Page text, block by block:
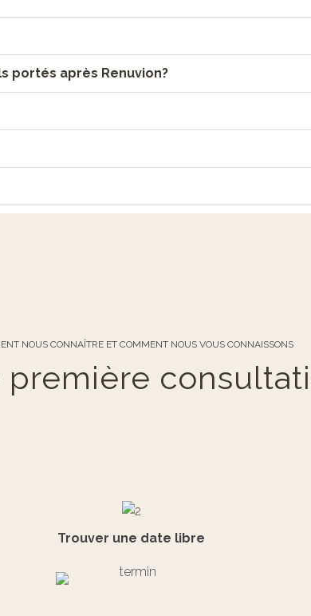
portés après Renuvion?
NOUS CONNAÎTRE ET COMMENT NOUS VOUS CONNAISSONS
première
Trouver une date libre